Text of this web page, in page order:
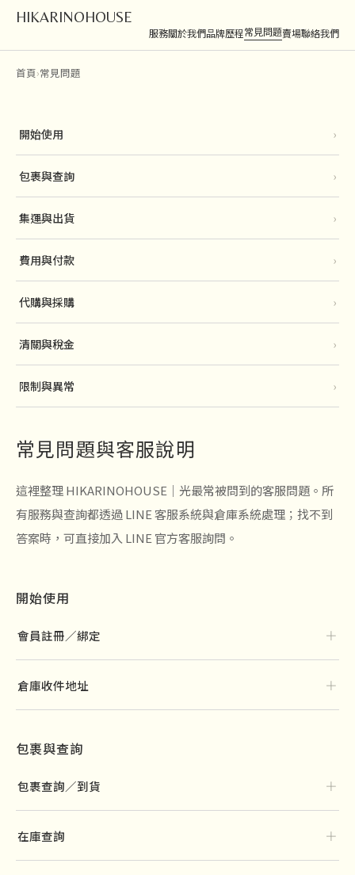
HIKARINOHOUSE
服務關於我們品牌歷程常見問題賣場聯絡我們
首頁›常見問題
開始使用 ›
包裹與查詢 ›
集運與出貨 ›
費用與付款 ›
代購與採購 ›
清關與稅金 ›
限制與異常 ›
常見問題與客服說明
這裡整理 HIKARINOHOUSE｜光最常被問到的客服問題。所
有服務與查詢都透過 LINE 客服系統與倉庫系統處理；找不到
答案時，可直接加入 LINE 官方客服詢問。
開始使用
會員註冊／綁定 ＋
倉庫收件地址 ＋
包裹與查詢
包裹查詢／到貨 ＋
在庫查詢 ＋